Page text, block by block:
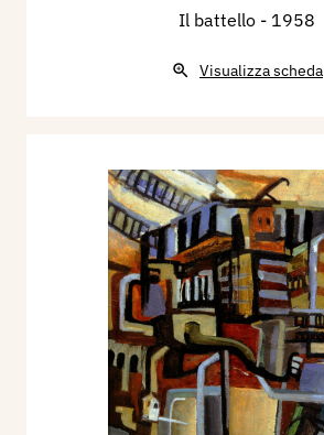
Il battello - 1958
Visualizza scheda